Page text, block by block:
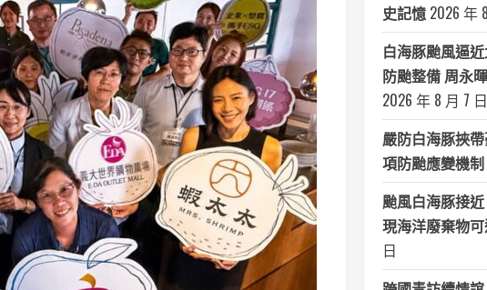
史記憶 2026 年
白海豚颱風逼
防颱整備 周永
2026 年 8 月 7 日
嚴防白海豚挾
項防颱應變機制
颱風白海豚接
現海洋廢棄物可
日